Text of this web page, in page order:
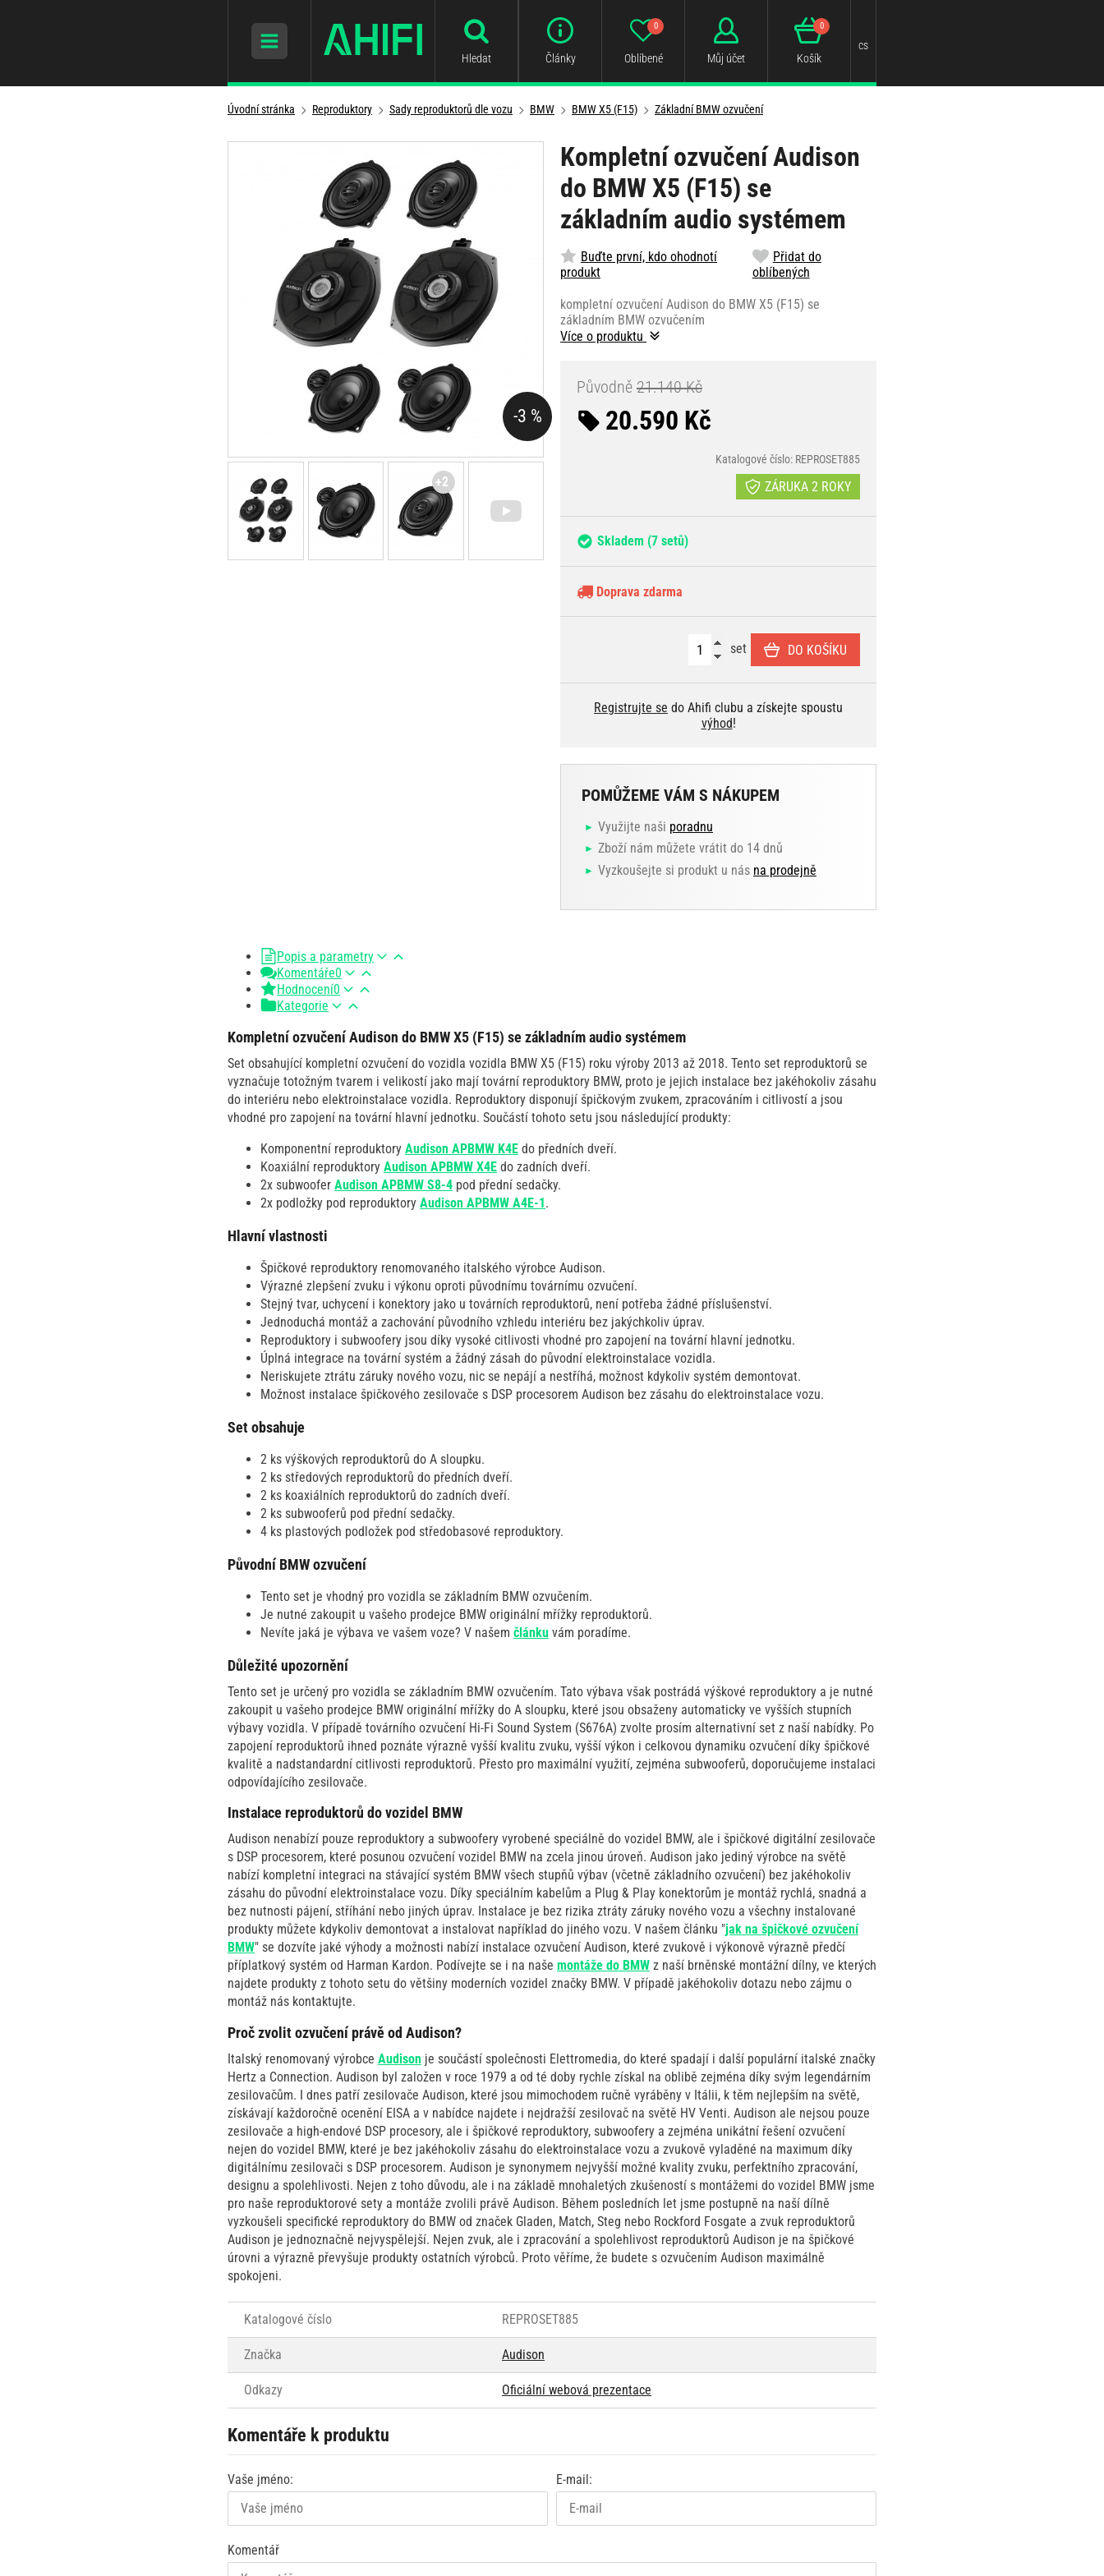
Hledat Články Oblíbené
0
Můj účet Košík
0
cs
Úvodní stránka Reproduktory Sady reproduktorů dle vozu BMW BMW X5 (F15) Základní BMW ozvučení
Kompletní ozvučení Audison
do BMW X5 (F15) se
základním audio systémem
Buďte první, kdo ohodnotí
produkt
Přidat do
oblíbených
kompletní ozvučení Audison do BMW X5 (F15) se
základním BMW ozvučením
Více o produktu
Původně 21.140 Kč
20.590 Kč
Katalogové číslo: REPROSET885
ZÁRUKA 2 ROKY
Skladem (7 setů)
Doprava zdarma
set DO KOŠÍKU
Registrujte se do Ahifi clubu a získejte spoustu
výhod!
POMŮŽEME VÁM S NÁKUPEM
Využijte naši poradnu
Zboží nám můžete vrátit do 14 dnů
Vyzkoušejte si produkt u nás na prodejně
-3 %
+2
Popis a parametry
Komentáře0
Hodnocení0
Kategorie
Kompletní ozvučení Audison do BMW X5 (F15) se základním audio systémem
Set obsahující kompletní ozvučení do vozidla vozidla BMW X5 (F15) roku výroby 2013 až 2018. Tento set reproduktorů se
vyznačuje totožným tvarem i velikostí jako mají tovární reproduktory BMW, proto je jejich instalace bez jakéhokoliv zásahu
do interiéru nebo elektroinstalace vozidla. Reproduktory disponují špičkovým zvukem, zpracováním i citlivostí a jsou
vhodné pro zapojení na tovární hlavní jednotku. Součástí tohoto setu jsou následující produkty:
Komponentní reproduktory Audison APBMW K4E do předních dveří.
Koaxiální reproduktory Audison APBMW X4E do zadních dveří.
2x subwoofer Audison APBMW S8-4 pod přední sedačky.
2x podložky pod reproduktory Audison APBMW A4E-1.
Hlavní vlastnosti
Špičkové reproduktory renomovaného italského výrobce Audison.
Výrazné zlepšení zvuku i výkonu oproti původnímu továrnímu ozvučení.
Stejný tvar, uchycení i konektory jako u továrních reproduktorů, není potřeba žádné příslušenství.
Jednoduchá montáž a zachování původního vzhledu interiéru bez jakýchkoliv úprav.
Reproduktory i subwoofery jsou díky vysoké citlivosti vhodné pro zapojení na tovární hlavní jednotku.
Úplná integrace na tovární systém a žádný zásah do původní elektroinstalace vozidla.
Neriskujete ztrátu záruky nového vozu, nic se nepájí a nestříhá, možnost kdykoliv systém demontovat.
Možnost instalace špičkového zesilovače s DSP procesorem Audison bez zásahu do elektroinstalace vozu.
Set obsahuje
2 ks výškových reproduktorů do A sloupku.
2 ks středových reproduktorů do předních dveří.
2 ks koaxiálních reproduktorů do zadních dveří.
2 ks subwooferů pod přední sedačky.
4 ks plastových podložek pod středobasové reproduktory.
Původní BMW ozvučení
Tento set je vhodný pro vozidla se základním BMW ozvučením.
Je nutné zakoupit u vašeho prodejce BMW originální mřížky reproduktorů.
Nevíte jaká je výbava ve vašem voze? V našem článku vám poradíme.
Důležité upozornění
Tento set je určený pro vozidla se základním BMW ozvučením. Tato výbava však postrádá výškové reproduktory a je nutné
zakoupit u vašeho prodejce BMW originální mřížky do A sloupku, které jsou obsaženy automaticky ve vyšších stupních
výbavy vozidla. V případě továrního ozvučení Hi-Fi Sound System (S676A) zvolte prosím alternativní set z naší nabídky. Po
zapojení reproduktorů ihned poznáte výrazně vyšší kvalitu zvuku, vyšší výkon i celkovou dynamiku ozvučení díky špičkové
kvalitě a nadstandardní citlivosti reproduktorů. Přesto pro maximální využití, zejména subwooferů, doporučujeme instalaci
odpovídajícího zesilovače.
Instalace reproduktorů do vozidel BMW
Audison nenabízí pouze reproduktory a subwoofery vyrobené speciálně do vozidel BMW, ale i špičkové digitální zesilovače
s DSP procesorem, které posunou ozvučení vozidel BMW na zcela jinou úroveň. Audison jako jediný výrobce na světě
nabízí kompletní integraci na stávající systém BMW všech stupňů výbav (včetně základního ozvučení) bez jakéhokoliv
zásahu do původní elektroinstalace vozu. Díky speciálním kabelům a Plug & Play konektorům je montáž rychlá, snadná a
bez nutnosti pájení, stříhání nebo jiných úprav. Instalace je bez rizika ztráty záruky nového vozu a všechny instalované
produkty můžete kdykoliv demontovat a instalovat například do jiného vozu. V našem článku "jak na špičkové ozvučení
BMW" se dozvíte jaké výhody a možnosti nabízí instalace ozvučení Audison, které zvukově i výkonově výrazně předčí
příplatkový systém od Harman Kardon. Podívejte se i na naše montáže do BMW z naší brněnské montážní dílny, ve kterých
najdete produkty z tohoto setu do většiny moderních vozidel značky BMW. V případě jakéhokoliv dotazu nebo zájmu o
montáž nás kontaktujte.
Proč zvolit ozvučení právě od Audison?
Italský renomovaný výrobce Audison je součástí společnosti Elettromedia, do které spadají i další populární italské značky
Hertz a Connection. Audison byl založen v roce 1979 a od té doby rychle získal na oblibě zejména díky svým legendárním
zesilovačům. I dnes patří zesilovače Audison, které jsou mimochodem ručně vyráběny v Itálii, k těm nejlepším na světě,
získávají každoročně ocenění EISA a v nabídce najdete i nejdražší zesilovač na světě HV Venti. Audison ale nejsou pouze
zesilovače a high-endové DSP procesory, ale i špičkové reproduktory, subwoofery a zejména unikátní řešení ozvučení
nejen do vozidel BMW, které je bez jakéhokoliv zásahu do elektroinstalace vozu a zvukově vyladěné na maximum díky
digitálnímu zesilovači s DSP procesorem. Audison je synonymem nejvyšší možné kvality zvuku, perfektního zpracování,
designu a spolehlivosti. Nejen z toho důvodu, ale i na základě mnohaletých zkušeností s montážemi do vozidel BMW jsme
pro naše reproduktorové sety a montáže zvolili právě Audison. Během posledních let jsme postupně na naší dílně
vyzkoušeli specifické reproduktory do BMW od značek Gladen, Match, Steg nebo Rockford Fosgate a zvuk reproduktorů
Audison je jednoznačně nejvyspělejší. Nejen zvuk, ale i zpracování a spolehlivost reproduktorů Audison je na špičkové
úrovni a výrazně převyšuje produkty ostatních výrobců. Proto věříme, že budete s ozvučením Audison maximálně
spokojeni.
Katalogové číslo REPROSET885
Značka Audison
Odkazy Oficiální webová prezentace
Komentáře k produktu
Vaše jméno: E-mail:
Komentář